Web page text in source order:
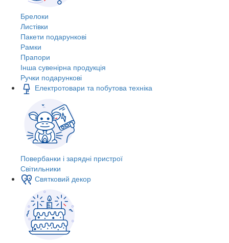
Брелоки
Листівки
Пакети подарункові
Рамки
Прапори
Інша сувенірна продукція
Ручки подарункові
Електротовари та побутова техніка
Повербанки і зарядні пристрої
Світильники
Святковий декор